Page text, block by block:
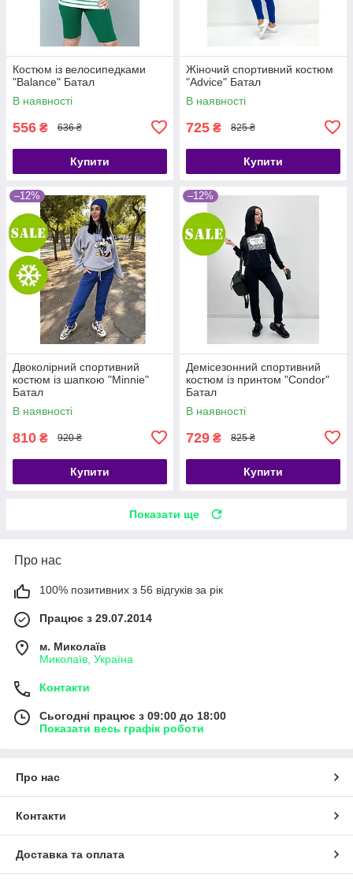
Костюм із велосипедками
"Balance" Батал
В наявності
556 ₴ 636 ₴
Купити
Жіночий спортивний костюм
"Advice" Батал
В наявності
725 ₴ 825 ₴
Купити
–12%
Двоколірний спортивний
костюм із шапкою "Minnie"
Батал
В наявності
810 ₴ 920 ₴
Купити
–12%
Демісезонний спортивний
костюм із принтом "Condor"
Батал
В наявності
729 ₴ 825 ₴
Купити
Показати ще
Про нас
100% позитивних з 56 відгуків за рік
Працює з 29.07.2014
м. Миколаїв
Миколаїв, Україна
Контакти
Сьогодні працює з 09:00 до 18:00
Показати весь графік роботи
Про нас
Контакти
Доставка та оплата